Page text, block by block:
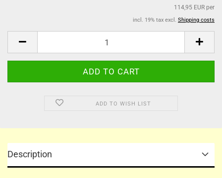
114,95 EUR per
incl. 19% tax excl. Shipping costs
ADD TO WISH LIST
Description